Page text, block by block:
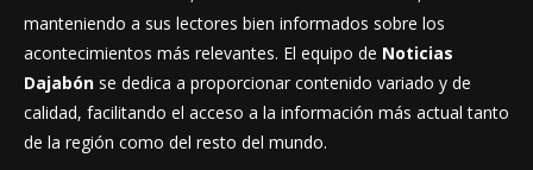
manteniendo a sus lectores bien informados sobre los
acontecimientos más relevantes. El equipo de Noticias
Dajabón se dedica a proporcionar contenido variado y de
calidad, facilitando el acceso a la información más actual tanto
de la región como del resto del mundo.